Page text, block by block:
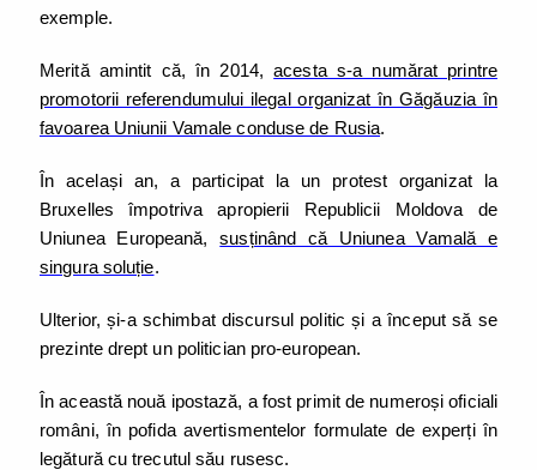
exemple.
Merită amintit că, în 2014,acesta s-a numărat printre
promotorii referendumului ilegal organizat în Găgăuzia în
favoarea Uniunii Vamale conduse de Rusia.
În același an, a participat la un protest organizat la
Bruxelles împotriva apropierii Republicii Moldova de
Uniunea Europeană,susținând că Uniunea Vamală e
singura soluție.
Ulterior, și-a schimbat discursul politic și a început să se
prezinte drept un politician pro-european.
În această nouă ipostază, a fost primit de numeroși oficiali
români, în pofida avertismentelor formulate de experți în
legătură cu trecutul său rusesc.